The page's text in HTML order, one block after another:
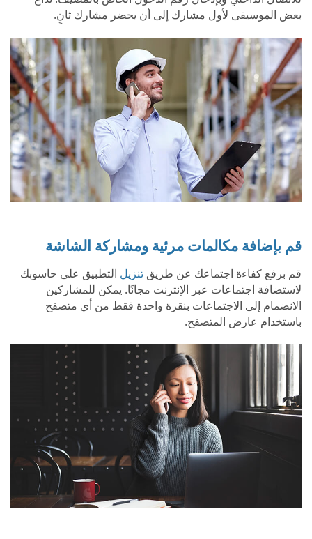
بعض الموسيقى لأول مشارك إلى أن يحضر مشارك ثانٍ.
قم بإضافة مكالمات مرئية ومشاركة الشاشة
قم برفع كفاءة اجتماعك عن طريق تنزيل التطبيق على حاسوبك
لاستضافة اجتماعات عبر الإنترنت مجانًا. يمكن للمشاركين
الانضمام إلى الاجتماعات بنقرة واحدة فقط من أي متصفح
باستخدام عارض المتصفح.